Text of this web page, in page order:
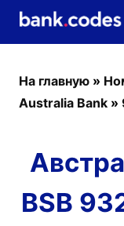
На главную »
Australia Bank »
BSB